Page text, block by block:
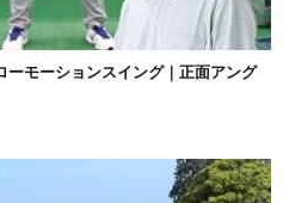
ーモーションスイング｜正面アング